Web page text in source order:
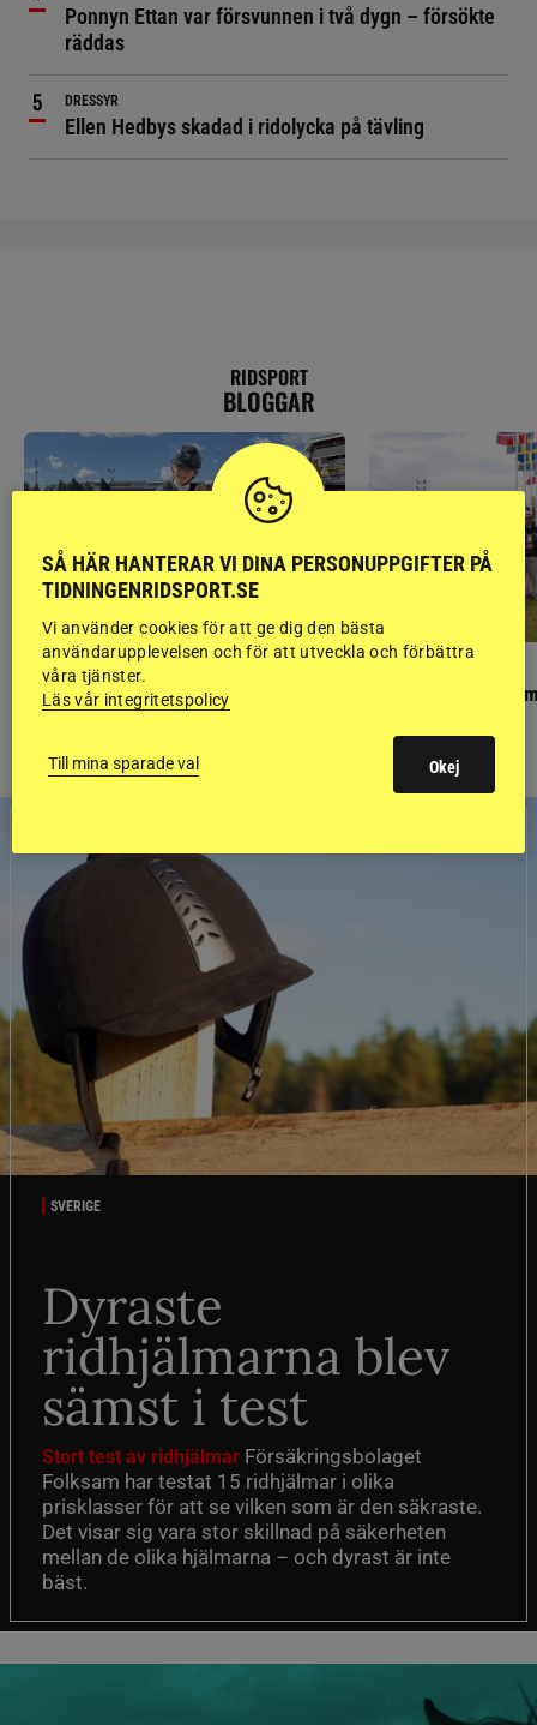
Ponnyn Ettan var försvunnen i två dygn – försökte
räddas
DRESSYR
Ellen Hedbys skadad i ridolycka på tävling
RIDSPORT
BLOGGAR
PONNYPAPPAN
Ponnypappan: Kärlek från första gnägget Finaldag med
SVERIGE
Dyraste
ridhjälmarna blev
sämst i test
Stort test av ridhjälmar Försäkringsbolaget
Folksam har testat 15 ridhjälmar i olika
prisklasser för att se vilken som är den säkraste.
Det visar sig vara stor skillnad på säkerheten
mellan de olika hjälmarna – och dyrast är inte
bäst.
SÅ HÄR HANTERAR VI DINA PERSONUPPGIFTER PÅ
TIDNINGENRIDSPORT.SE
Vi använder cookies för att ge dig den bästa
användarupplevelsen och för att utveckla och förbättra
våra tjänster.
Läs vår integritetspolicy
Till mina sparade val Okej